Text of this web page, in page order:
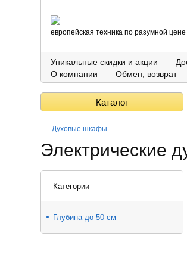
европейская техника по разумной цене
Уникальные скидки и акции
О компании
Обмен, возврат
Каталог
Духовые шкафы
Электрические
Категории
Глубина до 50 см